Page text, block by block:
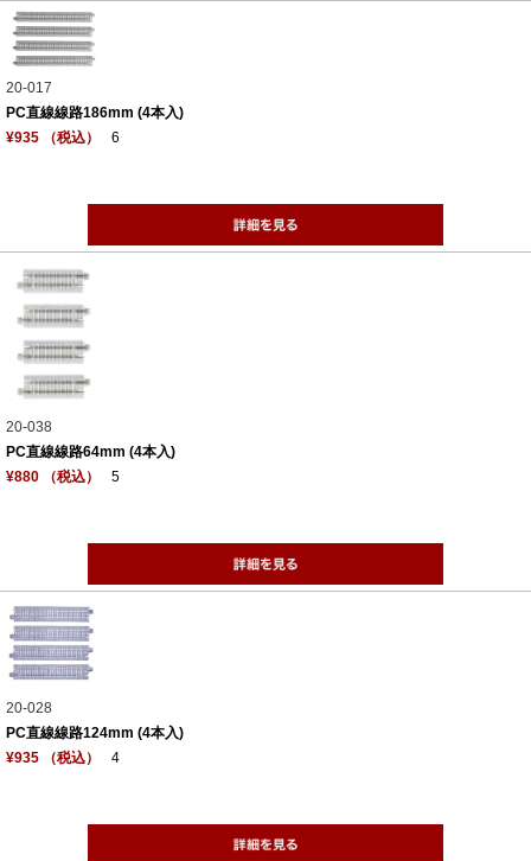
20-017
PC直線線路186mm (4本入)
¥935 （税込）
6
20-038
PC直線線路64mm (4本入)
¥880 （税込）
5
20-028
PC直線線路124mm (4本入)
¥935 （税込）
4